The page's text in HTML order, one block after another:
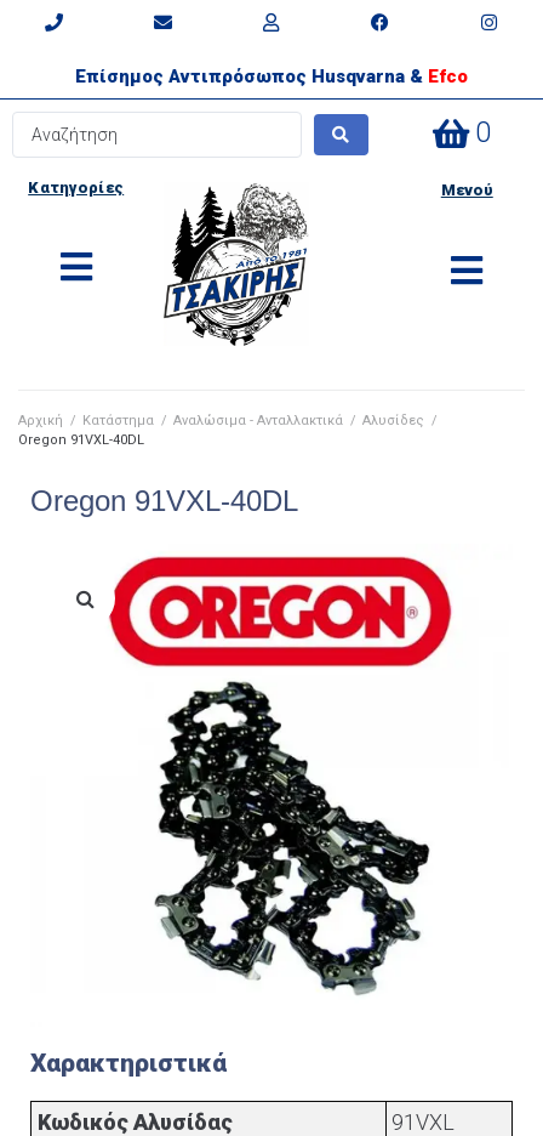
Επίσημος Αντιπρόσωπος Husqvarna & Efco
0
Κατηγορίες Μενού
Αρχική / Κατάστημα / Αναλώσιμα - Ανταλλακτικά / Αλυσίδες /
Oregon 91VXL-40DL
Oregon 91VXL-40DL
Χαρακτηριστικά
Κωδικός Αλυσίδας
91VXL